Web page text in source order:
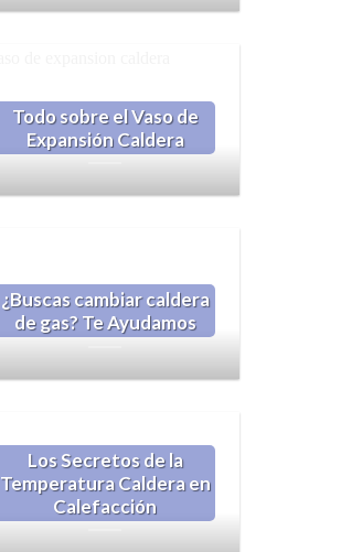
Todo sobre el Vaso de
Expansión Caldera
¿Buscas cambiar caldera
de gas? Te Ayudamos
Los Secretos de la
Temperatura Caldera en
Calefacción